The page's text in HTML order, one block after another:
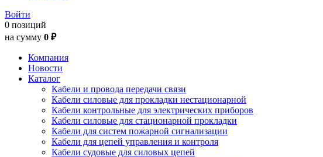
Войти
0 позиций
на сумму 0 ₽
Компания
Новости
Каталог
Кабели и провода передачи связи
Кабели силовые для прокладки нестационарной
Кабели контрольные для электрических приборов
Кабели силовые для стационарной прокладки
Кабели для систем пожарной сигнализации
Кабели для цепей управления и контроля
Кабели судовые для силовых цепей